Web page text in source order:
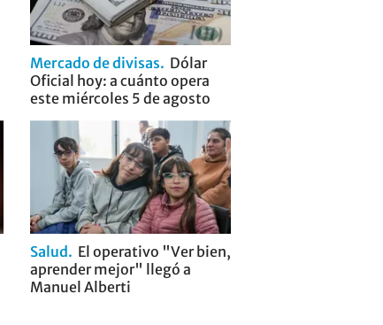
Mercado de divisas
Dólar
Oficial hoy: a cuánto opera
este miércoles 5 de agosto
Salud
El operativo "Ver bien,
aprender mejor" llegó a
Manuel Alberti